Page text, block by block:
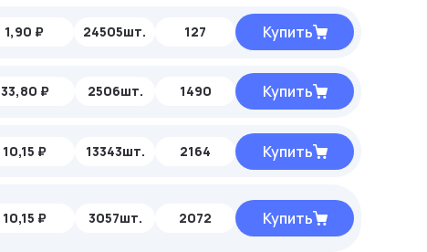
1,90 ₽ 24505шт. 127 Купить
33,80 ₽ 2506шт. 1490 Купить
10,15 ₽ 13343шт. 2164 Купить
10,15 ₽ 3057шт. 2072 Купить